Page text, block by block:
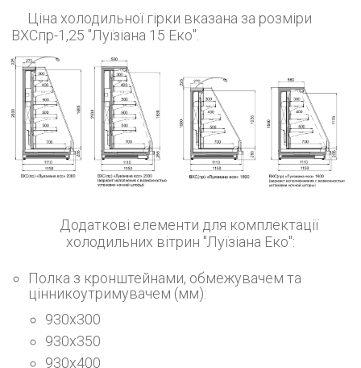
Ціна холодильної гірки вказана за розміри
ВХСпр-1,25 "Луїзіана 15 Еко".
Додаткові елементи для комплектації
холодильних вітрин "Луїзіана Еко":
Полка з кронштейнами, обмежувачем та
цінникоутримувачем (мм):
930х300
930х350
930х400